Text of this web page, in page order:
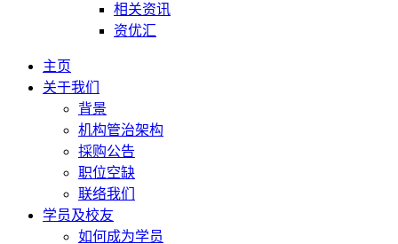
相关资讯
资优汇
主页
关于我们
背景
机构管治架构
採购公告
职位空缺
联络我们
学员及校友
如何成为学员